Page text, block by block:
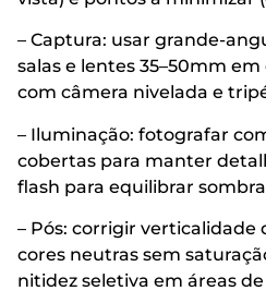
– Captura: usar grande-
salas e lentes 35–50mm
com câmera nivelada e
– Iluminação: fotografar
cobertas para manter
flash para equilibrar
– Pós: corrigir verticalidade
cores neutras sem
nitidez seletiva em áreas